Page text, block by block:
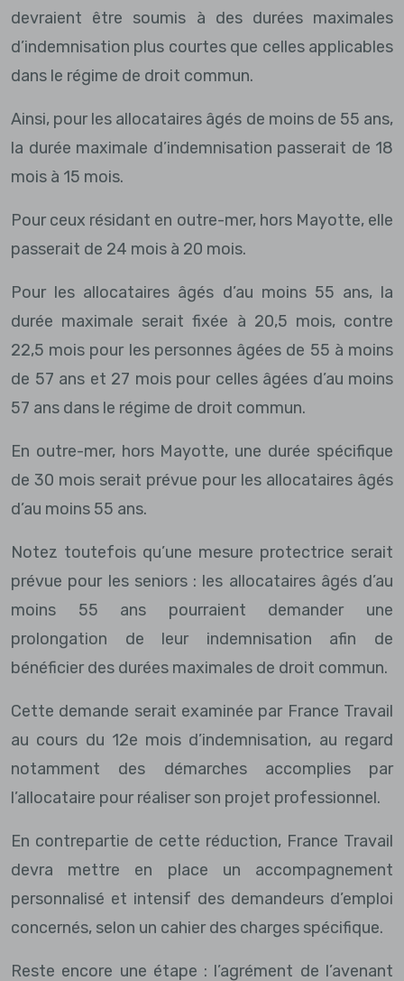
devraient être soumis à des durées maximales
d’indemnisation plus courtes que celles applicables
dans le régime de droit commun.
Ainsi, pour les allocataires âgés de moins de 55 ans,
la durée maximale d’indemnisation passerait de 18
mois à 15 mois.
Pour ceux résidant en outre-mer, hors Mayotte, elle
passerait de 24 mois à 20 mois.
Pour les allocataires âgés d’au moins 55 ans, la
durée maximale serait fixée à 20,5 mois, contre
22,5 mois pour les personnes âgées de 55 à moins
de 57 ans et 27 mois pour celles âgées d’au moins
57 ans dans le régime de droit commun.
En outre-mer, hors Mayotte, une durée spécifique
de 30 mois serait prévue pour les allocataires âgés
d’au moins 55 ans.
Notez toutefois qu’une mesure protectrice serait
prévue pour les seniors : les allocataires âgés d’au
moins 55 ans pourraient demander une
prolongation de leur indemnisation afin de
bénéficier des durées maximales de droit commun.
Cette demande serait examinée par France Travail
au cours du 12e mois d’indemnisation, au regard
notamment des démarches accomplies par
l’allocataire pour réaliser son projet professionnel.
En contrepartie de cette réduction, France Travail
devra mettre en place un accompagnement
personnalisé et intensif des demandeurs d’emploi
concernés, selon un cahier des charges spécifique.
Reste encore une étape : l’agrément de l’avenant